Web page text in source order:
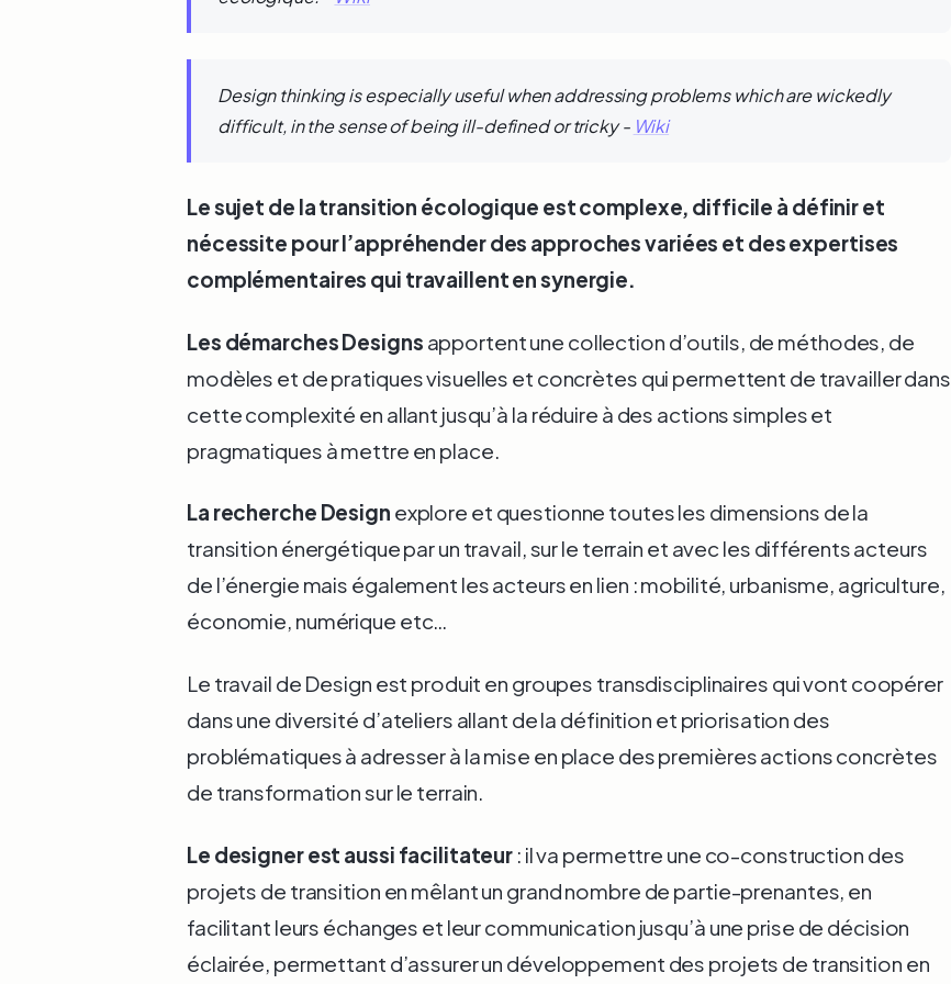
Design thinking is especially useful when addressing problems which are wickedly
difficult, in the sense of being ill-defined or tricky - Wiki
Le sujet de la transition écologique est complexe, difficile à définir et
nécessite pour l’appréhender des approches variées et des expertises
complémentaires qui travaillent en synergie.
Les démarches Designs apportent une collection d’outils, de méthodes, de
modèles et de pratiques visuelles et concrètes qui permettent de travailler dans
cette complexité en allant jusqu’à la réduire à des actions simples et
pragmatiques à mettre en place.
La recherche Design explore et questionne toutes les dimensions de la
transition énergétique par un travail, sur le terrain et avec les différents acteurs
de l’énergie mais également les acteurs en lien : mobilité, urbanisme, agriculture,
économie, numérique etc…
Le travail de Design est produit en groupes transdisciplinaires qui vont coopérer
dans une diversité d’ateliers allant de la définition et priorisation des
problématiques à adresser à la mise en place des premières actions concrètes
de transformation sur le terrain.
Le designer est aussi facilitateur : il va permettre une co-construction des
projets de transition en mêlant un grand nombre de partie-prenantes, en
facilitant leurs échanges et leur communication jusqu’à une prise de décision
éclairée, permettant d’assurer un développement des projets de transition en